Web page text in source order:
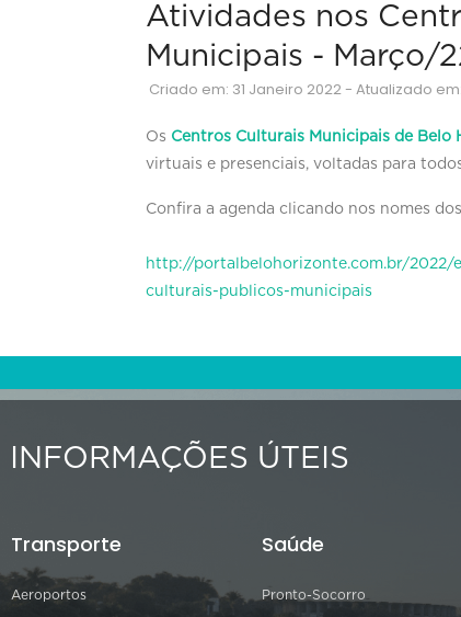
Atividades nos
Municipais - Março/
Criado em: 31 Janeiro 2022 - Atualizado
Os Centros Culturais Municipais de Belo
virtuais e presenciais, voltadas para
Confira a agenda clicando nos nomes
http://portalbelohorizonte.com.br/
culturais-publicos-municipais
INFORMAÇÕES ÚTEIS
Transporte
Aeroportos
Saúde
Pronto-Socorro